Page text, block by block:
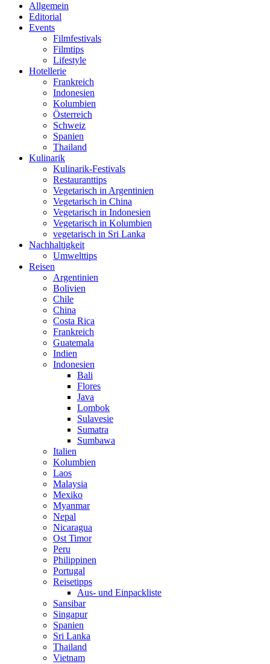
Allgemein
Editorial
Events
Filmfestivals
Filmtips
Lifestyle
Hotellerie
Frankreich
Indonesien
Kolumbien
Österreich
Schweiz
Spanien
Thailand
Kulinarik
Kulinarik-Festivals
Restauranttips
Vegetarisch in Argentinien
Vegetarisch in China
Vegetarisch in Indonesien
Vegetarisch in Kolumbien
vegetarisch in Sri Lanka
Nachhaltigkeit
Umwelttips
Reisen
Argentinien
Bolivien
Chile
China
Costa Rica
Frankreich
Guatemala
Indien
Indonesien
Bali
Flores
Java
Lombok
Sulavesie
Sumatra
Sumbawa
Italien
Kolumbien
Laos
Malaysia
Mexiko
Myanmar
Nepal
Nicaragua
Ost Timor
Peru
Philippinen
Portugal
Reisetipps
Aus- und Einpackliste
Sansibar
Singapur
Spanien
Sri Lanka
Thailand
Vietnam